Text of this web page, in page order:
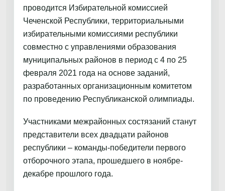
проводится Избирательной комиссией
Чеченской Республики, территориальными
избирательными комиссиями республики
совместно с управлениями образования
муниципальных районов в период с 4 по 25
февраля 2021 года на основе заданий,
разработанных организационным комитетом
по проведению Республиканской олимпиады.
Участниками межрайонных состязаний станут
представители всех двадцати районов
республики – команды-победители первого
отборочного этапа, прошедшего в ноябре-
декабре прошлого года.